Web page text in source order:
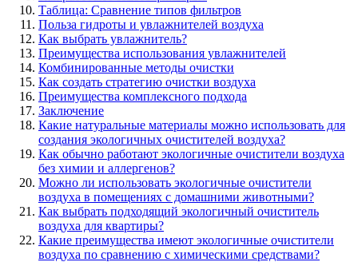
Таблица: Сравнение типов фильтров
Польза гидроты и увлажнителей воздуха
Как выбрать увлажнитель?
Преимущества использования увлажнителей
Комбинированные методы очистки
Как создать стратегию очистки воздуха
Преимущества комплексного подхода
Заключение
Какие натуральные материалы можно использовать для
создания экологичных очистителей воздуха?
Как обычно работают экологичные очистители воздуха
без химии и аллергенов?
Можно ли использовать экологичные очистители
воздуха в помещениях с домашними животными?
Как выбрать подходящий экологичный очиститель
воздуха для квартиры?
Какие преимущества имеют экологичные очистители
воздуха по сравнению с химическими средствами?